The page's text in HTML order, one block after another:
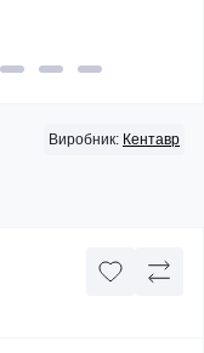
Виробник: Кентавр